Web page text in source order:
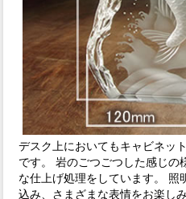
デスク上においてもキャビネッ
です。 岩のごつごつした感じの
な仕上げ処理をしています。 照
込み、さまざまな表情をお楽し